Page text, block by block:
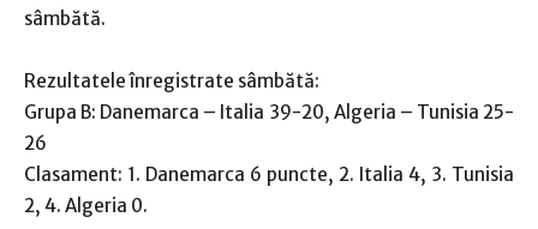
sâmbătă.
Rezultatele înregistrate sâmbătă:
Grupa B: Danemarca – Italia 39-20, Algeria – Tunisia 25-
26
Clasament: 1. Danemarca 6 puncte, 2. Italia 4, 3. Tunisia
2, 4. Algeria 0.